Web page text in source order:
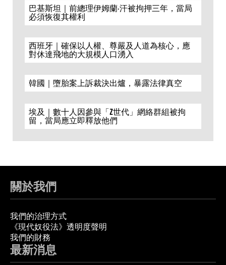
巴基斯坦｜前總理伊姆蘭·汗被拘押三年，當局
必須恢復其權利
西班牙｜確保以人權、尊嚴及人道為核心，應
對休達飛地的大規模人口湧入
韓國｜墮胎案上訴裁決出爐，暴露法律真空
埃及｜數十人因參與「Z世代」網絡群組被拘
留，當局應立即釋放他們
關於我們
我們的治理方式
《現代奴役法》透明度聲明
我們的財務
最新消息